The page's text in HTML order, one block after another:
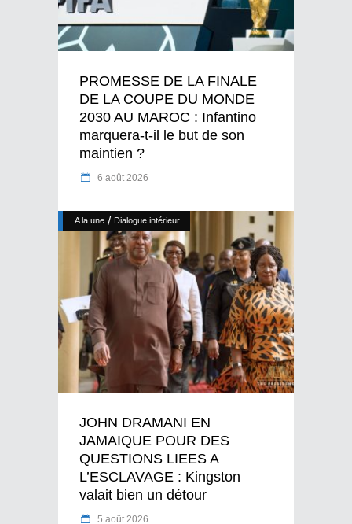
PROMESSE DE LA FINALE
DE LA COUPE DU MONDE
2030 AU MAROC : Infantino
marquera-t-il le but de son
maintien ?
6 août 2026
A la une / Dialogue intérieur
JOHN DRAMANI EN
JAMAIQUE POUR DES
QUESTIONS LIEES A
L’ESCLAVAGE : Kingston
valait bien un détour
5 août 2026